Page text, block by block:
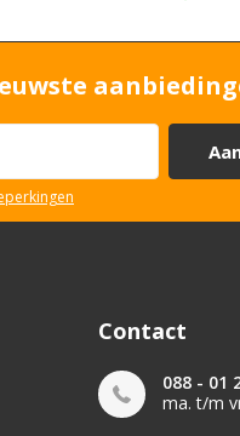
Contact
088 - 01
ma. t/m